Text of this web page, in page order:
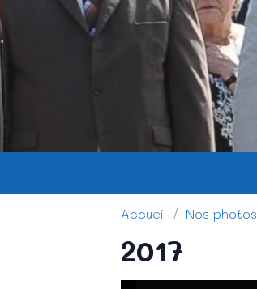
Accueil Nos photos
2017